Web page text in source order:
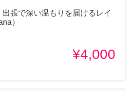
出張で深い温もりを届けるレイ
）
¥4,000